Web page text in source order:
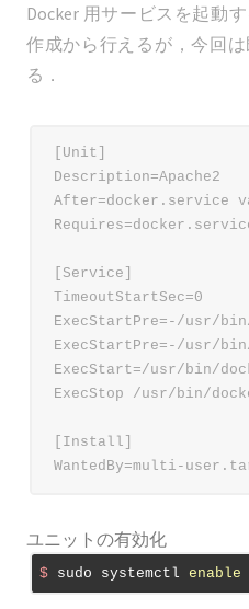
Docker 用サービスを起動
作成から行えるが，今回
る．
[Unit]
Description=Apache2
After=docker.service
[Service]
TimeoutStartSec=0
ExecStartPre=-/usr/
ExecStartPre=-/usr/
ExecStart=/usr/bin/
ExecStop /usr/bin/
[Install]
ユニットの有効化
$ sudo systemctl enable